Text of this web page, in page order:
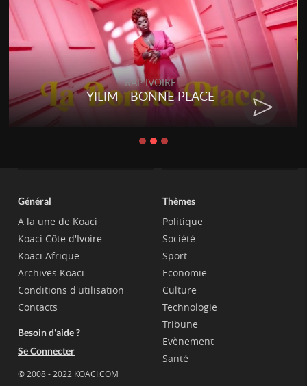
RAP IVOIRE
YILIM - BONNE PLACE
Général
A la une de Koaci
Koaci Côte d'Ivoire
Koaci Afrique
Archives Koaci
Conditions d'utilisation
Contacts
Besoin d'aide ?
Se Connecter
© 2008 - 2022 KOACI.COM
Thèmes
Politique
Société
Sport
Economie
Culture
Technologie
Tribune
Evènement
Santé